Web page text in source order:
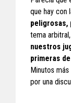
que hay con
peligrosas,
tema
nuestros
primeras
Minutos
por una